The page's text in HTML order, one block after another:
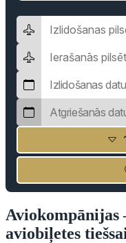
Aviokompānijas
aviobiļetes